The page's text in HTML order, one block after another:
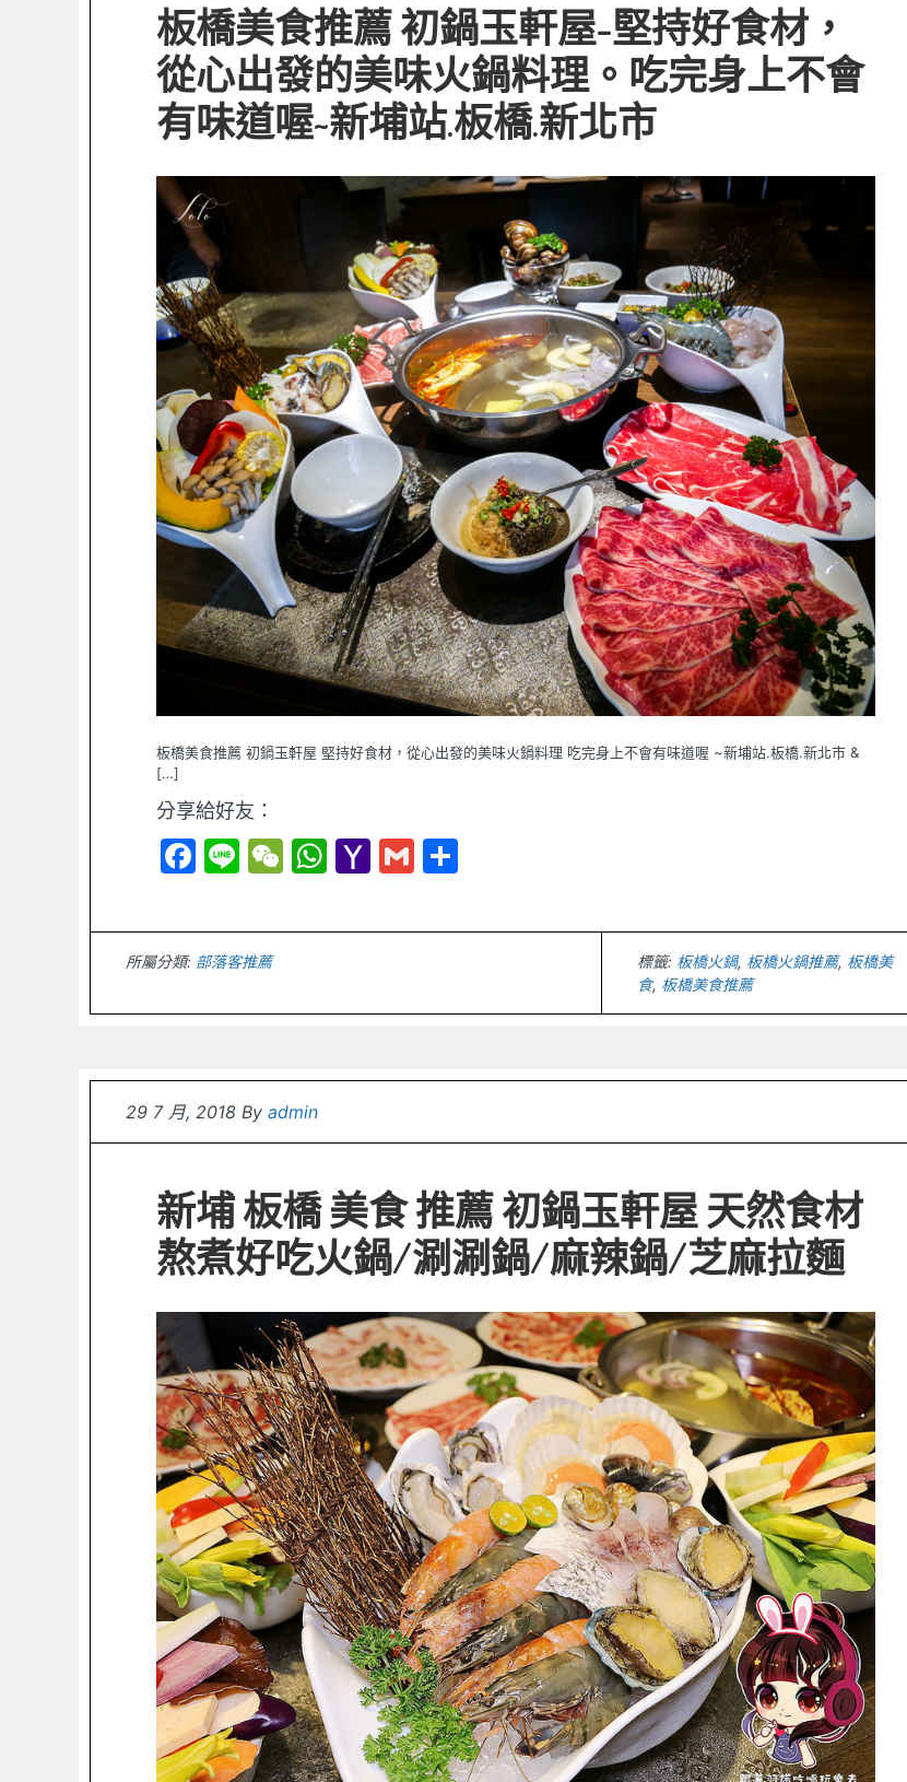
板橋美食推薦 初鍋玉軒屋-堅持好食材，
從心出發的美味火鍋料理。吃完身上不會
有味道喔~新埔站.板橋.新北市
板橋美食推薦 初鍋玉軒屋 堅持好食材，從心出發的美味火鍋料理 吃完身上不會有味道喔 ~新埔站.板橋.新北市 &
[…]
分享給好友：
Facebook
LineWeChat
WhatsApp
Yahoo
Gmail
所屬分類: 部落客推薦 標籤: 板橋火鍋, 板橋火鍋推薦, 板橋美
食, 板橋美食推薦
29 7 月, 2018 By admin
新埔 板橋 美食 推薦 初鍋玉軒屋 天然食材
熬煮好吃火鍋/涮涮鍋/麻辣鍋/芝麻拉麵